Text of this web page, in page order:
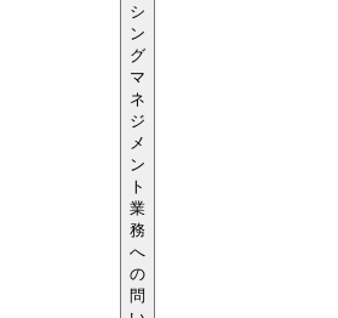
シ
ン
グ
マ
ネ
ジ
メ
ン
ト
業
務
へ
の
問